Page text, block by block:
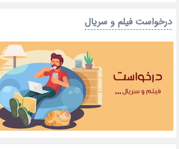
درخواست فیلم و سریال